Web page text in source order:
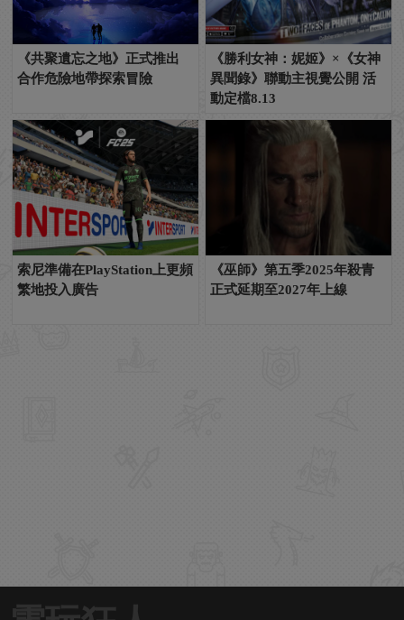
《共聚遺忘之地》正式推出
合作危險地帶探索冒險
《勝利女神：妮姬》×《女神
異聞錄》聯動主視覺公開 活
動定檔8.13
索尼準備在PlayStation上更頻
繁地投入廣告
《巫師》第五季2025年殺青
正式延期至2027年上線